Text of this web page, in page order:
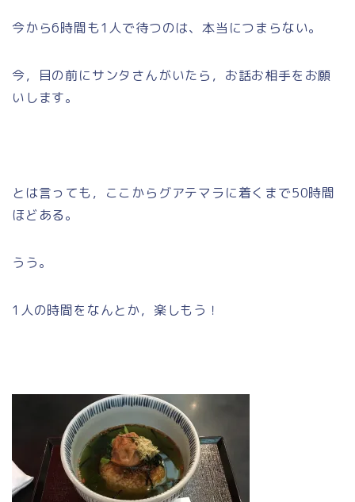
今から6時間も1人で待つのは、本当につまらない。
今，目の前にサンタさんがいたら，お話お相手をお願
いします。
とは言っても，ここからグアテマラに着くまで50時間
ほどある。
うう。
1人の時間をなんとか，楽しもう！